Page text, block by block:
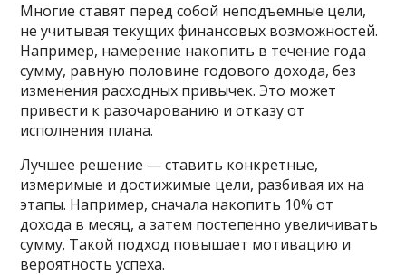
Многие ставят перед собой неподъемные цели,
не учитывая текущих финансовых возможностей.
Например, намерение накопить в течение года
сумму, равную половине годового дохода, без
изменения расходных привычек. Это может
привести к разочарованию и отказу от
исполнения плана.
Лучшее решение — ставить конкретные,
измеримые и достижимые цели, разбивая их на
этапы. Например, сначала накопить 10% от
дохода в месяц, а затем постепенно увеличивать
сумму. Такой подход повышает мотивацию и
вероятность успеха.